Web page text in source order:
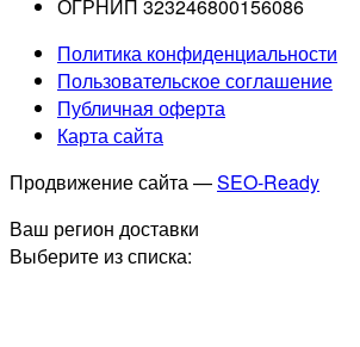
ОГРНИП 323246800156086
Политика конфиденциальности
Пользовательское соглашение
Публичная оферта
Карта сайта
Продвижение сайта —SEO-Ready
Ваш регион доставки
Выберите из списка: